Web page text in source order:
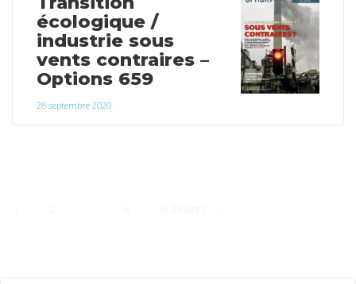
écologique /
industrie sous
vents contraires –
Options 659
28 septembre 2020